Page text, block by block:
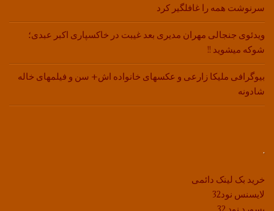
سرنوشت همه را غافلگیر کرد
ویدئوی جنجالی مهران مدیری بعد غیبت در خاکسپاری اکبر عبدی؛
شوکه میشوید !!
بیوگرافی ملیکا زارعی و عکسهای خانواده اش+ سن و فیلمهای خاله
شادونه
.
خرید بک لینک دائمی
لایسنس نود32